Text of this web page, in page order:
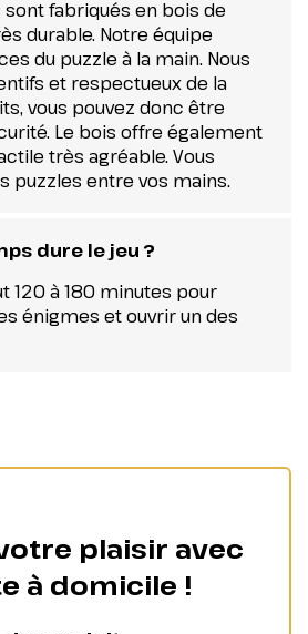
sont fabriqués en bois de
durable. Notre équipe
du puzzle à la main. Nous
et respectueux de la
vous pouvez donc être
Le bois offre également
très agréable. Vous
puzzles entre vos mains.
dure le jeu ?
120 à 180 minutes pour
énigmes et ouvrir un des
plaisir avec
à domicile !